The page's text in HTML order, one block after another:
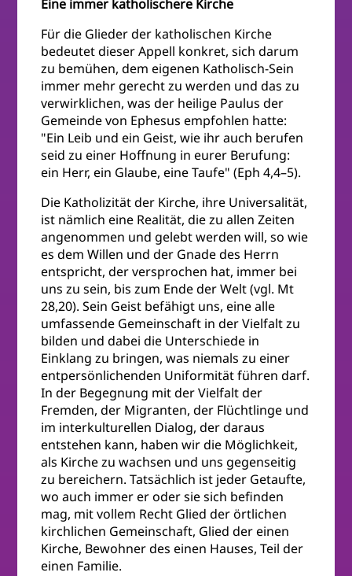
Eine immer katholischere Kirche
Für die Glieder der katholischen Kirche
bedeutet dieser Appell konkret, sich darum
zu bemühen, dem eigenen Katholisch-Sein
immer mehr gerecht zu werden und das zu
verwirklichen, was der heilige Paulus der
Gemeinde von Ephesus empfohlen hatte:
"Ein Leib und ein Geist, wie ihr auch berufen
seid zu einer Hoffnung in eurer Berufung:
ein Herr, ein Glaube, eine Taufe" (Eph 4,4–5).
Die Katholizität der Kirche, ihre Universalität,
ist nämlich eine Realität, die zu allen Zeiten
angenommen und gelebt werden will, so wie
es dem Willen und der Gnade des Herrn
entspricht, der versprochen hat, immer bei
uns zu sein, bis zum Ende der Welt (vgl. Mt
28,20). Sein Geist befähigt uns, eine alle
umfassende Gemeinschaft in der Vielfalt zu
bilden und dabei die Unterschiede in
Einklang zu bringen, was niemals zu einer
entpersönlichenden Uniformität führen darf.
In der Begegnung mit der Vielfalt der
Fremden, der Migranten, der Flüchtlinge und
im interkulturellen Dialog, der daraus
entstehen kann, haben wir die Möglichkeit,
als Kirche zu wachsen und uns gegenseitig
zu bereichern. Tatsächlich ist jeder Getaufte,
wo auch immer er oder sie sich befinden
mag, mit vollem Recht Glied der örtlichen
kirchlichen Gemeinschaft, Glied der einen
Kirche, Bewohner des einen Hauses, Teil der
einen Familie.